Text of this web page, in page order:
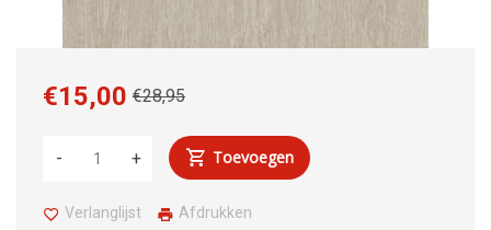
€28,95
€15,00
+
- Toevoegen
Verlanglijst Afdrukken